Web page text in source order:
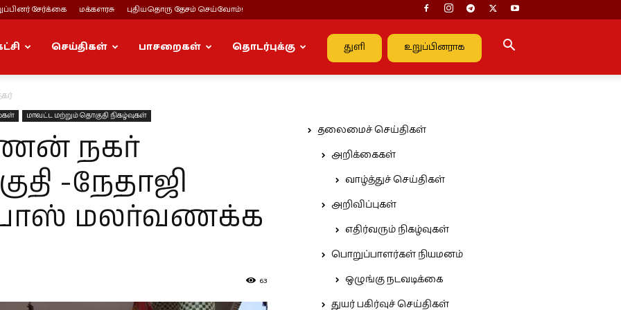
சேர்க்கை மக்களரசு புதியதொரு தேசம் செய்வோம்!
துளி உறுப்பினராக
செய்திகள் பாசறைகள் தொடர்புக்கு
மாவட்ட மற்றும் தொகுதி நிகழ்வுகள்
நகர்
-நேதாஜி
மலர்வணக்க
63
தலைமைச் செய்திகள்
அறிக்கைகள்
வாழ்த்துச் செய்திகள்
அறிவிப்புகள்
எதிர்வரும் நிகழ்வுகள்
பொறுப்பாளர்கள் நியமனம்
ஒழுங்கு நடவடிக்கை
துயர் பகிர்வுச் செய்திகள்